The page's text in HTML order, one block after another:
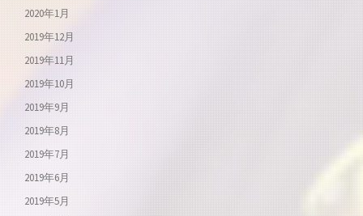
2020年1月
2019年12月
2019年11月
2019年10月
2019年9月
2019年8月
2019年7月
2019年6月
2019年5月